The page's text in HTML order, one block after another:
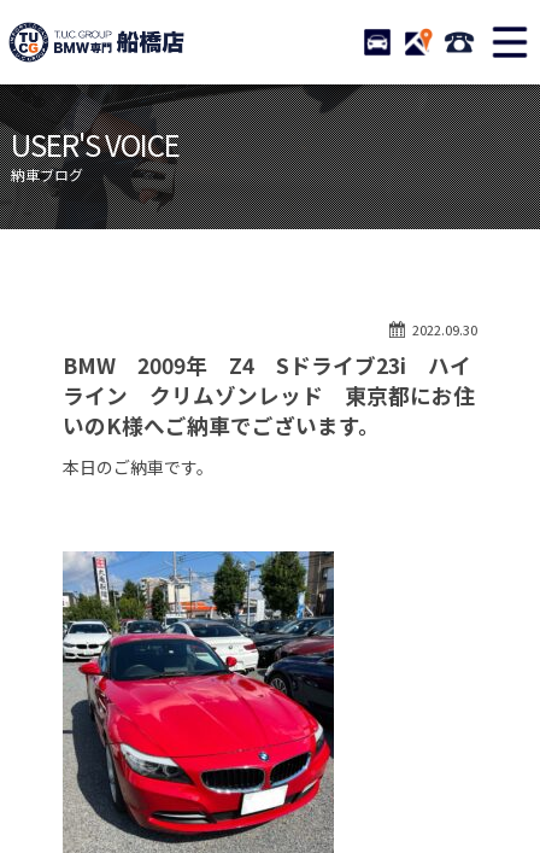
TUCグループ BMW専門 船
STOCK ACCESS 047-
ニュース
在庫リスト
目玉車両一覧
店舗紹介
保証＆サービス
アクセスマップ
自動車保険
TUCとは？
リクルート
納車blog
スタッフblog
会社概要
USER'S VOICE
納車ブログ
2022.09.30
BMW 2009年 Z4 Sドライブ23i ハイ
ライン クリムゾンレッド 東京都にお住
いのK様へご納車でございます。
本日のご納車です。